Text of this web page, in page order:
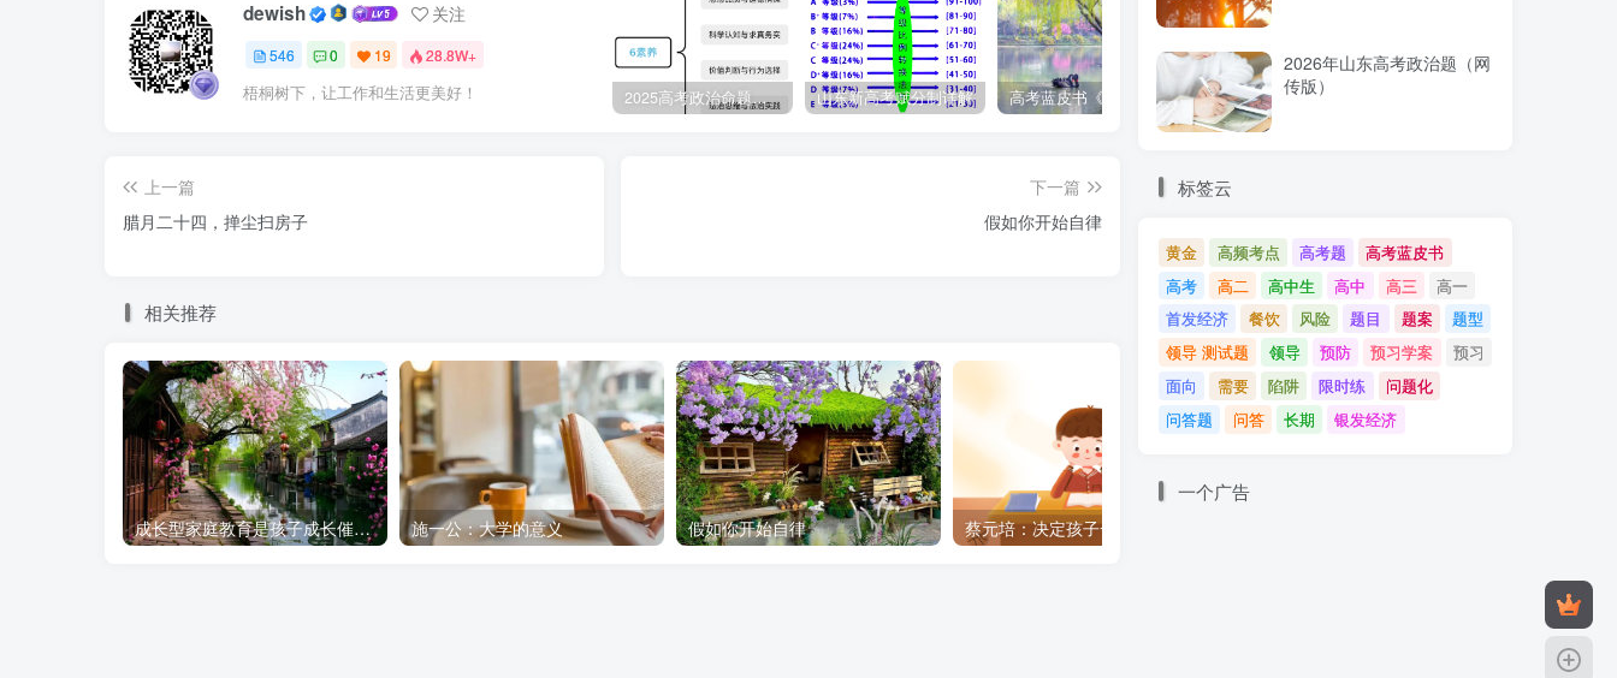
dewish 关注
546 0 19 28.8W+
梧桐树下，让工作和生活更美好！ 2025高考政治命题纲要解读 山东新高考赋分制详解 高考蓝皮书《高考研究报告（2025）》出版发行 12种选科组合优劣势
上一篇
腊月二十四，掸尘扫房子
下一篇
假如你开始自律
相关推荐
成长型家庭教育是孩子成长催化剂 施一公：大学的意义 假如你开始自律 蔡元培：决定孩子一生的这八点
2026年山东高考政治题（网
传版）
标签云
黄金 高频考点 高考题
高考蓝皮书
高考
高二 高中生 高中 高三
高一
首发经济
餐饮 风险 题目 题案
题型
领导 测试题
领导 预防 预习学案
预习
面向
需要 陷阱 限时练
问题化
问答题
问答 长期 银发经济
一个广告